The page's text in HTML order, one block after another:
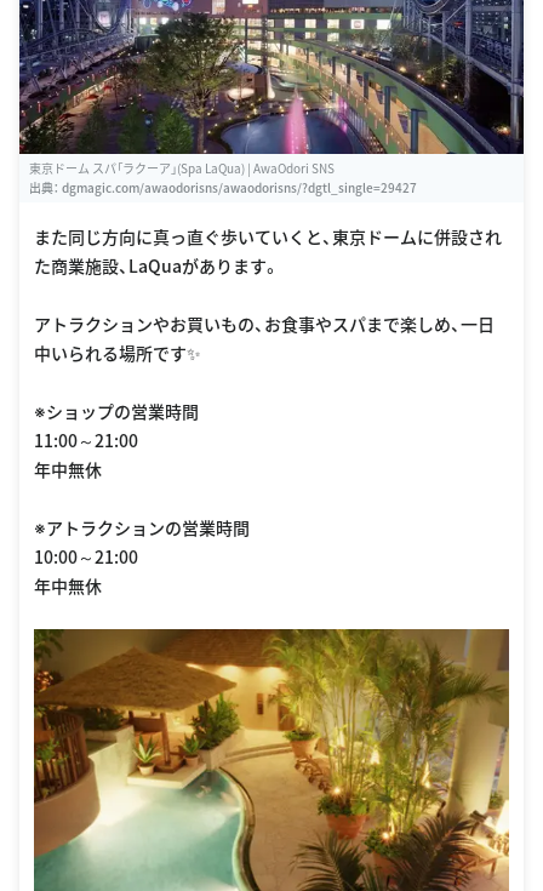
東京ドーム スパ「ラクーア」(Spa LaQua) | AwaOdori SNS
出典： dgmagic.com/awaodorisns/awaodorisns/?dgtl_single=29427
また同じ方向に真っ直ぐ歩いていくと、東京ドームに併設され
た商業施設、LaQuaがあります。
アトラクションやお買いもの、お食事やスパまで楽しめ、一日
中いられる場所です✨
※ショップの営業時間
11:00～21:00
年中無休
※アトラクションの営業時間
10:00～21:00
年中無休